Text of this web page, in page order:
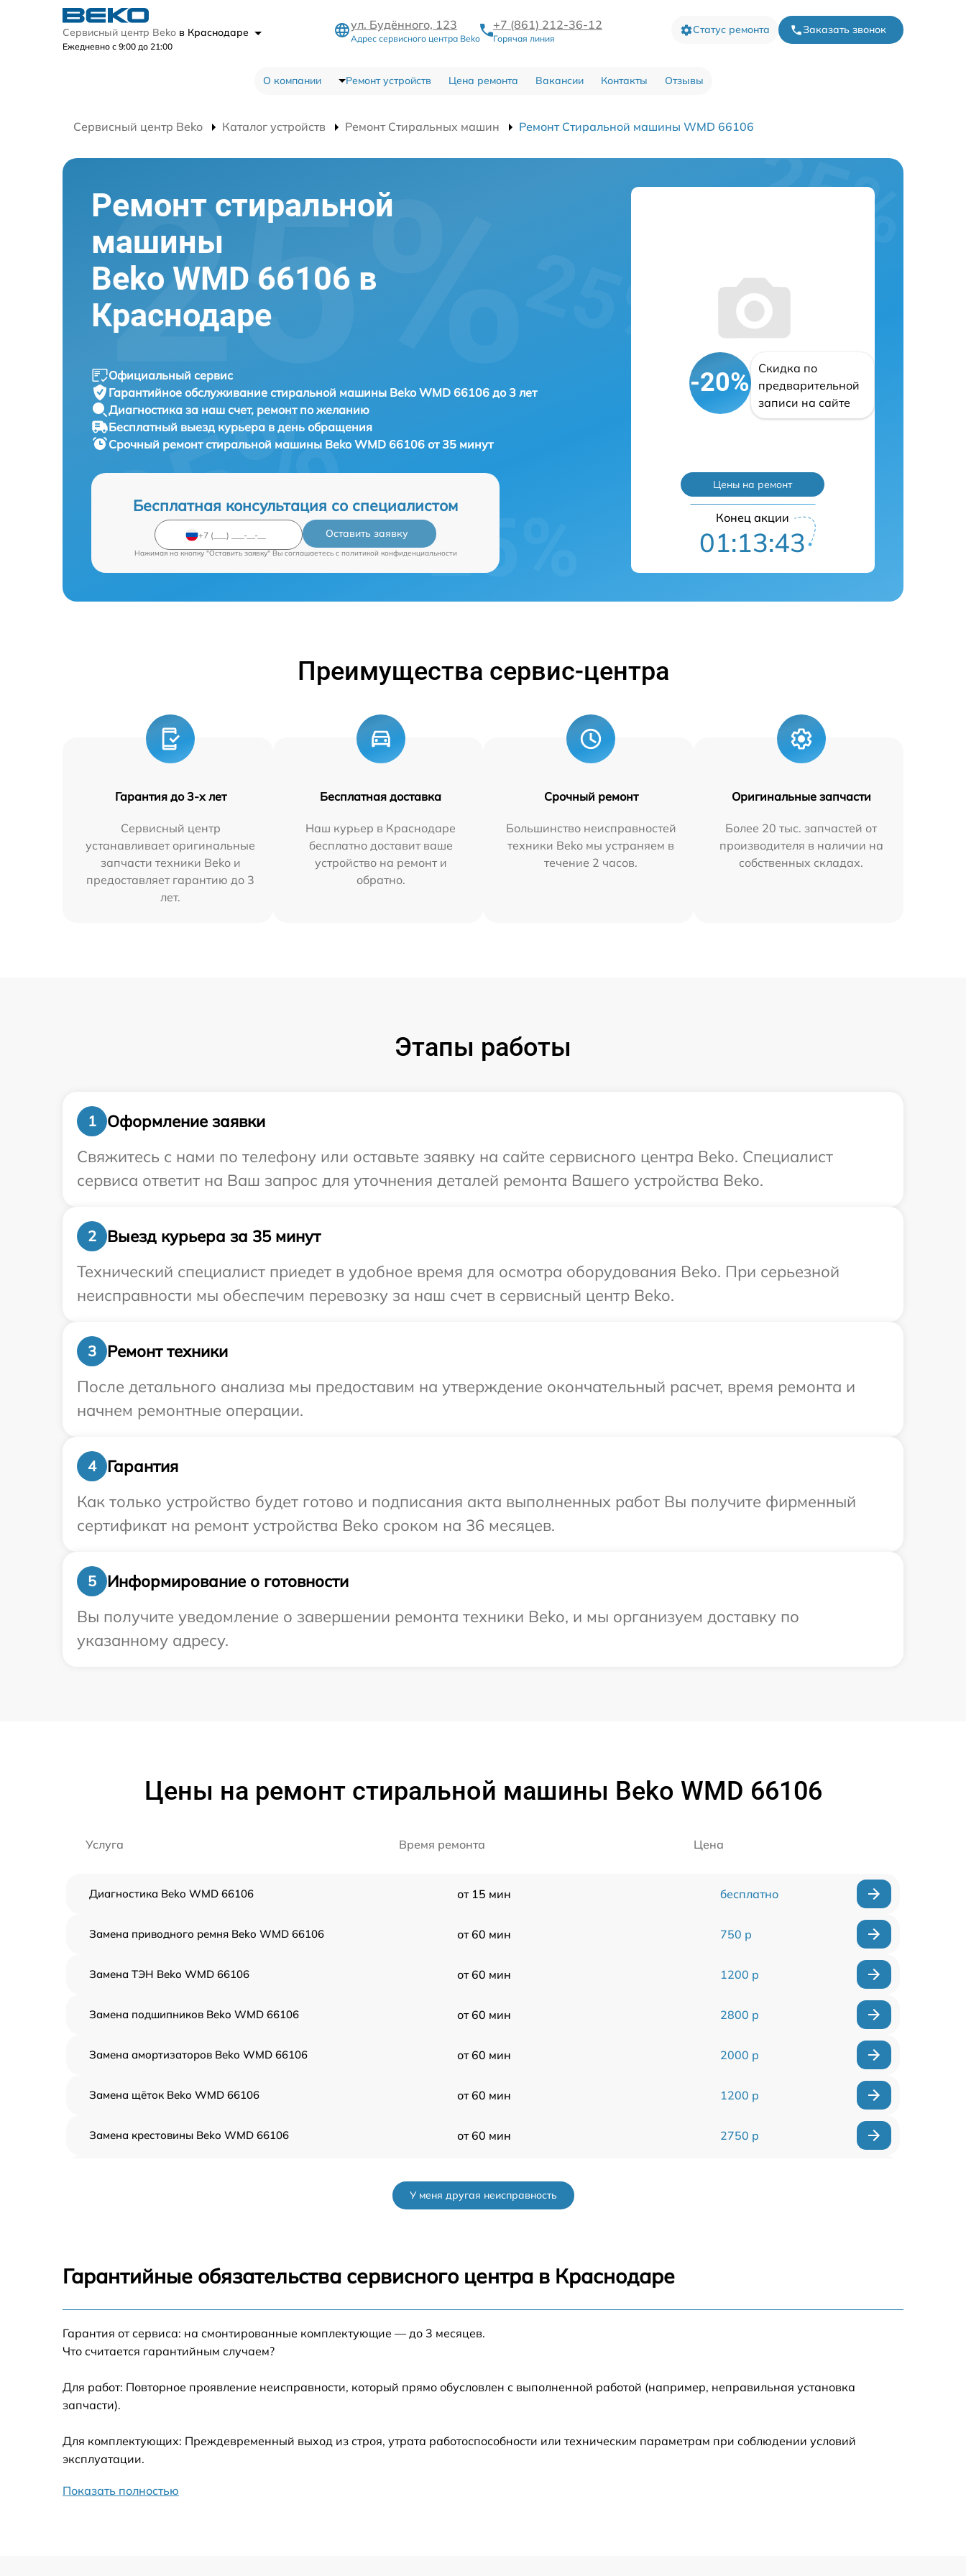
Сервисный центр Beko в Краснодаре
Ежедневно с 9:00 до 21:00
ул. Будённого, 123
Адрес сервисного центра Beko
+7 (861) 212-36-12
Горячая линия
Статус ремонта Заказать звонок
О компании Ремонт устройств Цена ремонта Вакансии Контакты Отзывы
Сервисный центр Beko Каталог устройств Ремонт Стиральных машин Ремонт Стиральной машины WMD 66106
Ремонт стиральной
машины
Beko WMD 66106 в
Краснодаре
Официальный сервис
Гарантийное обслуживание стиральной машины Beko WMD 66106 до 3 лет
Диагностика за наш счет, ремонт по желанию
Бесплатный выезд курьера в день обращения
Срочный ремонтстиральной машины Beko WMD 66106 от 35 минут
Бесплатная консультация со специалистом
Оставить заявку
Нажимая на кнопку "Оставить заявку" Вы соглашаетесь c политикой конфиденциальности
-20%
Скидка по
предварительной
записи на сайте
Цены на ремонт
Конец акции
01:13:42
Преимущества сервис-центра
Гарантия до 3-х лет
Сервисный центр
устанавливает оригинальные
запчасти техники Beko и
предоставляет гарантию до 3
лет.
Бесплатная доставка
Наш курьер в Краснодаре
бесплатно доставит ваше
устройство на ремонт и
обратно.
Срочный ремонт
Большинство неисправностей
техники Beko мы устраняем в
течение 2 часов.
Оригинальные запчасти
Более 20 тыс. запчастей от
производителя в наличии на
собственных складах.
Этапы работы
1
Оформление заявки
Свяжитесь с нами по телефону или оставьте заявку на сайте сервисного центра Beko. Специалист
сервиса ответит на Ваш запрос для уточнения деталей ремонта Вашего устройства Beko.
2
Выезд курьера за 35 минут
Технический специалист приедет в удобное время для осмотра оборудования Beko. При серьезной
неисправности мы обеспечим перевозку за наш счет в сервисный центр Beko.
3
Ремонт техники
После детального анализа мы предоставим на утверждение окончательный расчет, время ремонта и
начнем ремонтные операции.
4
Гарантия
Как только устройство будет готово и подписания акта выполненных работ Вы получите фирменный
сертификат на ремонт устройства Beko сроком на 36 месяцев.
5
Информирование о готовности
Вы получите уведомление о завершении ремонта техники Beko, и мы организуем доставку по
указанному адресу.
Цены на ремонт стиральной машины Beko WMD 66106
Услуга Время ремонта Цена
Диагностика Beko WMD 66106 от 15 мин бесплатно
Замена приводного ремня Beko WMD 66106 от 60 мин 750 р
Замена ТЭН Beko WMD 66106 от 60 мин 1200 р
Замена подшипников Beko WMD 66106 от 60 мин 2800 р
Замена амортизаторов Beko WMD 66106 от 60 мин 2000 р
Замена щёток Beko WMD 66106 от 60 мин 1200 р
Замена крестовины Beko WMD 66106 от 60 мин 2750 р
Замена УБЛ Beko WMD 66106 от 60 мин
66106
Замена сливного насоса Beko WMD 66106
Замена прессостата Beko WMD 66106
У меня другая неисправность
Гарантийные обязательства сервисного центра в Краснодаре
Гарантия от сервиса: на смонтированные комплектующие — до 3 месяцев.
Что считается гарантийным случаем?
Для работ: Повторное проявление неисправности, который прямо обусловлен с выполненной работой (например, неправильная установка
запчасти).
Для комплектующих: Преждевременный выход из строя, утрата работоспособности или техническим параметрам при соблюдении условий
эксплуатации.
Показать полностью